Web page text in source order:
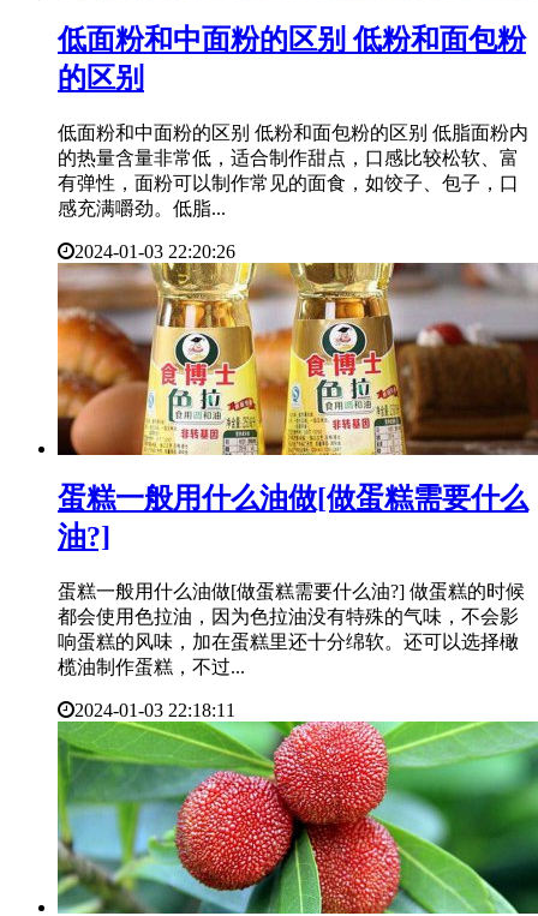
​低面粉和中面粉的区别 低粉和面包粉
的区别
低面粉和中面粉的区别 低粉和面包粉的区别 低脂面粉内
的热量含量非常低，适合制作甜点，口感比较松软、富
有弹性，面粉可以制作常见的面食，如饺子、包子，口
感充满嚼劲。低脂...
2024-01-03 22:20:26
​蛋糕一般用什么油做[做蛋糕需要什么
油?]
蛋糕一般用什么油做[做蛋糕需要什么油?] 做蛋糕的时候
都会使用色拉油，因为色拉油没有特殊的气味，不会影
响蛋糕的风味，加在蛋糕里还十分绵软。还可以选择橄
榄油制作蛋糕，不过...
2024-01-03 22:18:11